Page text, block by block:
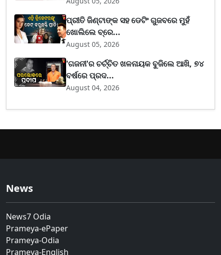
ପ୍ରୀତି ଜିଣ୍ଟାଙ୍କ ସହ ଡେଟିଂ ଗୁଜବରେ ମୁହଁ
ଖୋଲିଲେ ବ୍ରେ...
August 05, 2026
'ଗଜନୀ'ର ଚର୍ଚ୍ଚିତ ଖଳନାୟକ ବୁଜିଲେ ଆଖି, ୭୪
ବର୍ଷରେ ପ୍ରଦ...
August 04, 2026
News
News7 Odia
Prameya-ePaper
Prameya-Odia
Prameya-English